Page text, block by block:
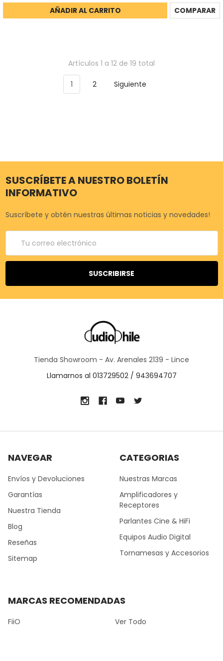
AÑADIR AL CARRITO COMPARAR
Artículos 1 a 12 de 19 total
1 2 Siguiente
SUSCRÍBETE A NUESTRO BOLETÍN
INFORMATIVO
Suscríbete y obtén nuestras últimas noticias y novedades!
electrónico
Tienda Showroom - Av. Arenales 2139 - Lince
Llamarnos al 013729502 / 943694707
NAVEGAR
Envíos y Devoluciones
Garantías
Nuestra Tienda
Blog
Reseñas
Sitemap
CATEGORIAS
Nuestras Marcas
Amplificadores y
Receptores
Parlantes Cine & HiFi
Equipos Audio Digital
Tornamesas y Accesorios
MARCAS RECOMENDADAS
FiiO Ver Todo